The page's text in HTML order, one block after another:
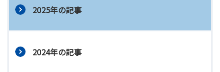
2025年の記事
2024年の記事